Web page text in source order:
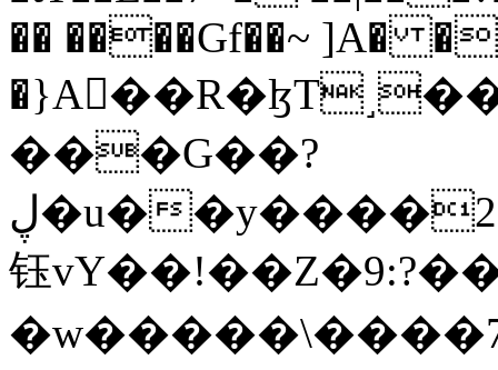
�� ����Gf��~ ]A�
���G��?
ڸ�u��y����2o�Gc���t!W���k+(���
钰vY��!��Z�9:?�
�w��